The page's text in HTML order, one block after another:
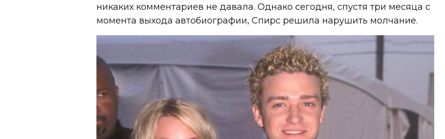
никаких комментариев не давала. Однако сегодня, спустя три месяца с
момента выхода автобиографии, Спирс решила нарушить молчание.